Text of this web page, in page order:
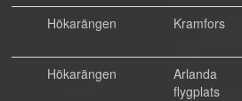
Hökarängen
Kramfors
Hökarängen
Arlanda
flygplats